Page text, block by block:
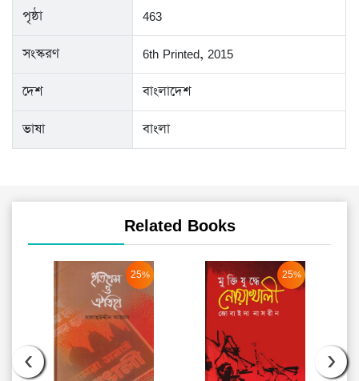
পৃষ্ঠা 463
সংস্করণ 6th Printed, 2015
দেশ বাংলাদেশ
ভাষা বাংলা
Related Books
25% 25%
‹ ›